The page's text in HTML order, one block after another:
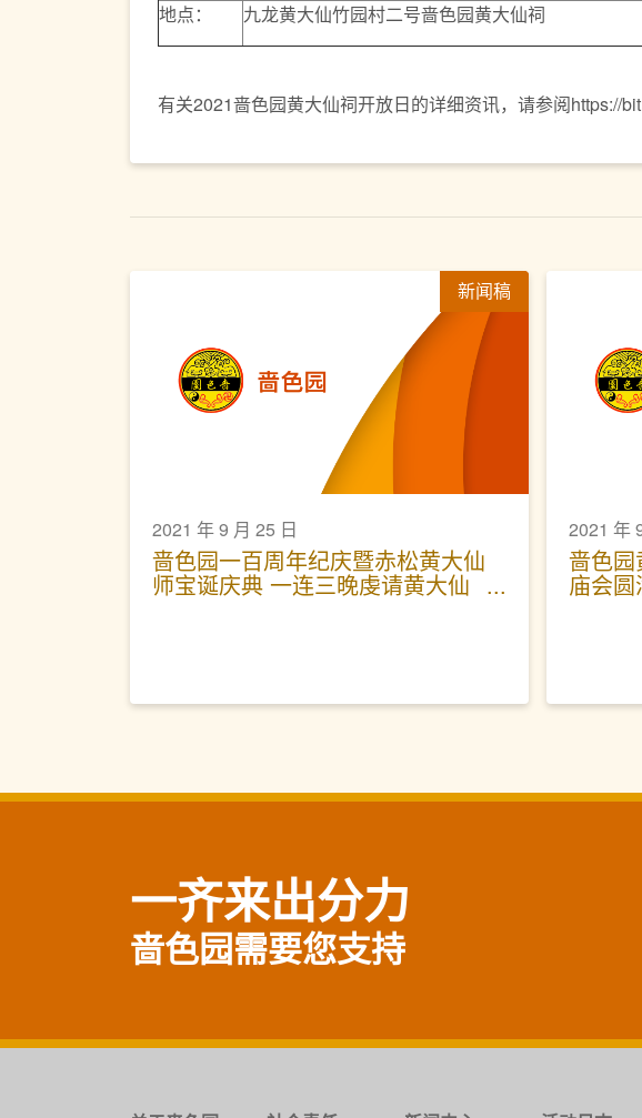
地点：
九龙黄大仙竹园村二号啬色园黄大仙祠
有关2021啬色园黄大仙祠开放日的详细资讯，请参阅https://
新闻稿
2021 年 9 月 25 日
啬色园一百周年纪庆暨赤松黄大仙
师宝诞庆典 一连三晚虔请黄大仙
2021 年
啬色
庙会
一齐来出分力
啬色园需要您支持